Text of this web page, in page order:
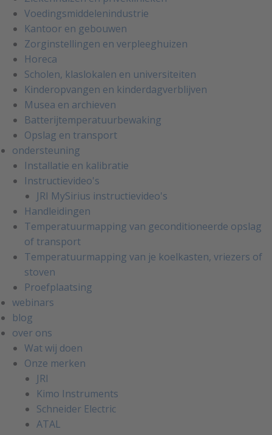
Voedingsmiddelenindustrie
Kantoor en gebouwen
Zorginstellingen en verpleeghuizen
Horeca
Scholen, klaslokalen en universiteiten
Kinderopvangen en kinderdagverblijven
Musea en archieven
Batterijtemperatuurbewaking
Opslag en transport
ondersteuning
Installatie en kalibratie
Instructievideo's
JRI MySirius instructievideo's
Handleidingen
Temperatuurmapping van geconditioneerde opslag
of transport
Temperatuurmapping van je koelkasten, vriezers of
stoven
Proefplaatsing
webinars
blog
over ons
Wat wij doen
Onze merken
JRI
Kimo Instruments
Schneider Electric
ATAL